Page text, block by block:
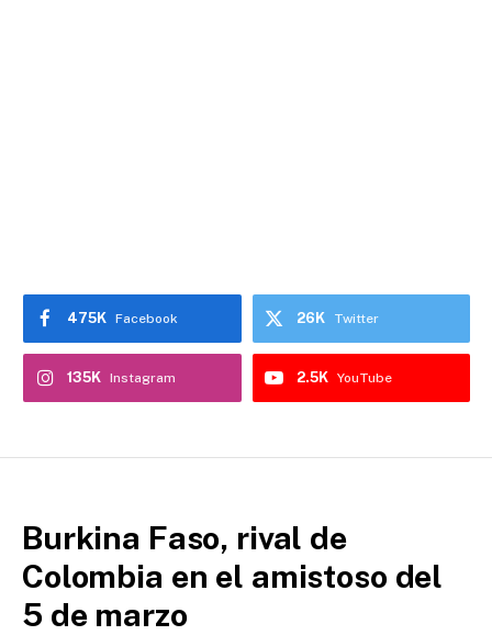
Facebook
475K Twitter
26K
Instagram
135K YouTube
2.5K
Burkina Faso, rival de
Colombia en el amistoso del
5 de marzo